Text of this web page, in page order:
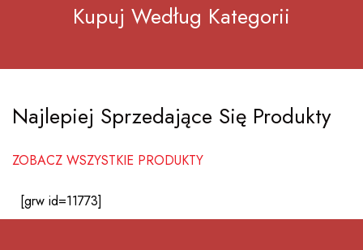
Kupuj Według Kategorii
Najlepiej Sprzedające Się Produkty
ZOBACZ WSZYSTKIE PRODUKTY
[grw id=11773]